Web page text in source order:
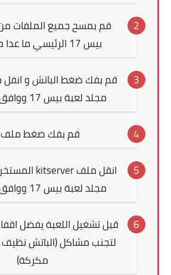
قم بمسح جميع الملفات
بيس 17 الرئيسي ما عدا ملف img
قم بفك ضغط الباتش و انفل
مجلد لعبة بيس 17 ووافق الاستبدال
قم بفك ضغط ملف fix
مجلد لعبة بيس 17 ووافق الاستبدال
قبل تشغيل اللعبة يفضل
لتجنب مشاكل (الباتش نظيف
مكركة)